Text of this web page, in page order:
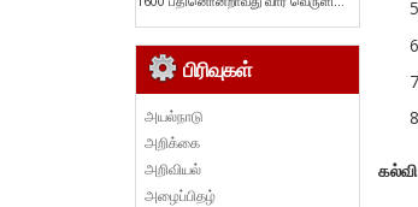
கல்வி
பிரிவுகள்
அயல்நாடு
அறிக்கை
அறிவியல்
அழைப்பிதழ்